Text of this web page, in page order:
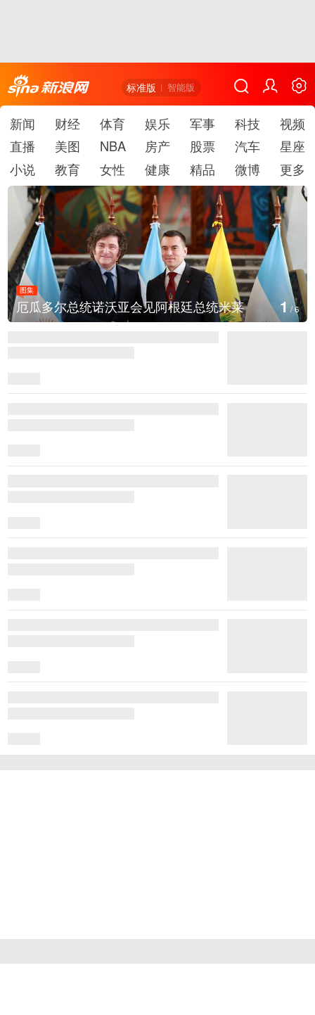
标准版 智能版
新闻 财经 体育 娱乐 军事 科技
视频
直播
美图 NBA 房产 股票 汽车
星座
小说
教育 女性 健康 精品 微博 更多
图集
厄瓜多尔总统诺沃亚会见阿根廷总统米莱 1/6